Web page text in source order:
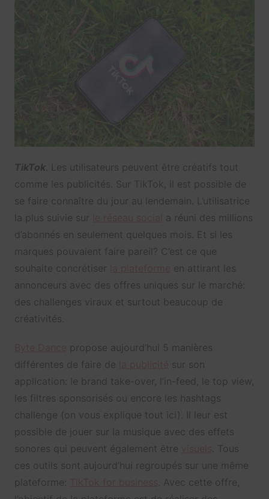
TikTok . Les utilisateurs peuvent être créatifs tout
comme les publicités. Sur TikTok, il est possible de
se faire connaître du jour au lendemain. L’utilisatrice
la plus suivie sur
a réuni des millions
d’abonnés en seulement quelques mois. Et si les
marques pouvaient faire pareil? C’est ce que
souhaite concrétiser
en attirant les
annonceurs avec des offres uniques sur le marché:
des challenges viraux et surtout beaucoup de
créativités.
propose aujourd’hui 5 manières
différentes de faire de
sur son
application: le brand take-over, l’in-feed, le top view,
les filtres sponsorisés ou encore les hashtags
challenge (on vous explique tout ici). Il leur est
possible de jouer sur la musique avec des effets
sonores qui peuvent également être
. Tous
ces outils sont aujourd’hui regroupés sur une même
plateforme:
. Avec cette offre,